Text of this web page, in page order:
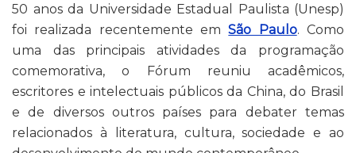
50 anos da Universidade Estadual Paulista (Unesp)
foi realizada recentemente emSão Paulo. Como
uma das principais atividades da programação
comemorativa, o Fórum reuniu acadêmicos,
escritores e intelectuais públicos da China, do Brasil
e de diversos outros países para debater temas
relacionados à literatura, cultura, sociedade e ao